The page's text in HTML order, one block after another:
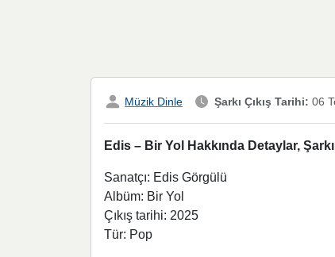
Müzik Dinle Şarkı Çıkış Tarihi: 06
Edis – Bir Yol Hakkında Detaylar,
Sanatçı: Edis Görgülü
Albüm: Bir Yol
Çıkış tarihi: 2025
Tür: Pop